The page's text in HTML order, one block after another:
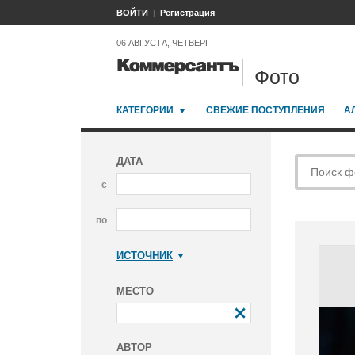
ВОЙТИ Регистрация
06 АВГУСТА, ЧЕТВЕРГ
Фото
КАТЕГОРИИ СВЕЖИЕ ПОСТУПЛЕНИЯ
ДАТА
с
по
ИСТОЧНИК
МЕСТО
АВТОР